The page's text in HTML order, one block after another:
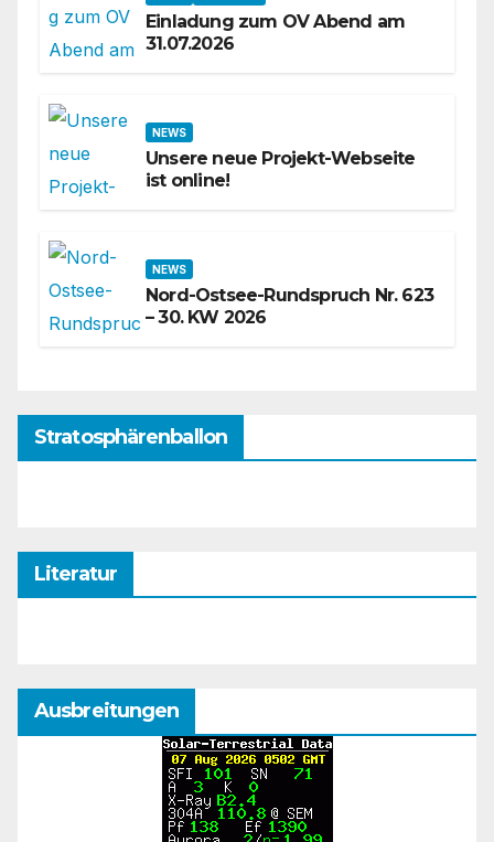
Einladung zum OV Abend am
31.07.2026
NEWS
Unsere neue Projekt-Webseite
ist online!
NEWS
Nord-Ostsee-Rundspruch Nr. 623
– 30. KW 2026
Stratosphärenballon
Literatur
Ausbreitungen